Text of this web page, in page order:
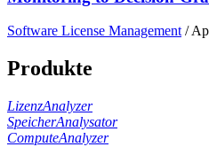
Software License Management /
Produkte
LizenzAnalyzer
SpeicherAnalysator
ComputeAnalyzer